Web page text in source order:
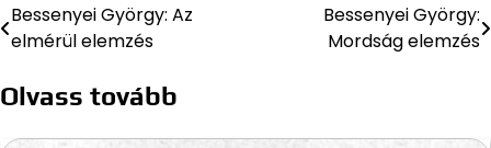
Bejegyzés
Bessenyei György: Az
elmérül elemzés
Bessenyei György:
Mordság elemzés
Olvass tovább